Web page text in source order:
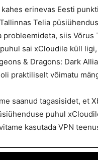
erinevas Eesti
Telia
probleemideta, siis Võrus
sai xCloudile küll
& Dragons: Dark
praktiliselt võimatu
saanud tagasisidet, et
puhul
kasutada VPN